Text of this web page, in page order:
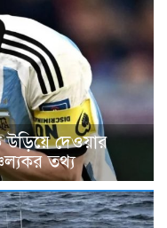
উড়িয়ে দেওয়ার
তথ্য